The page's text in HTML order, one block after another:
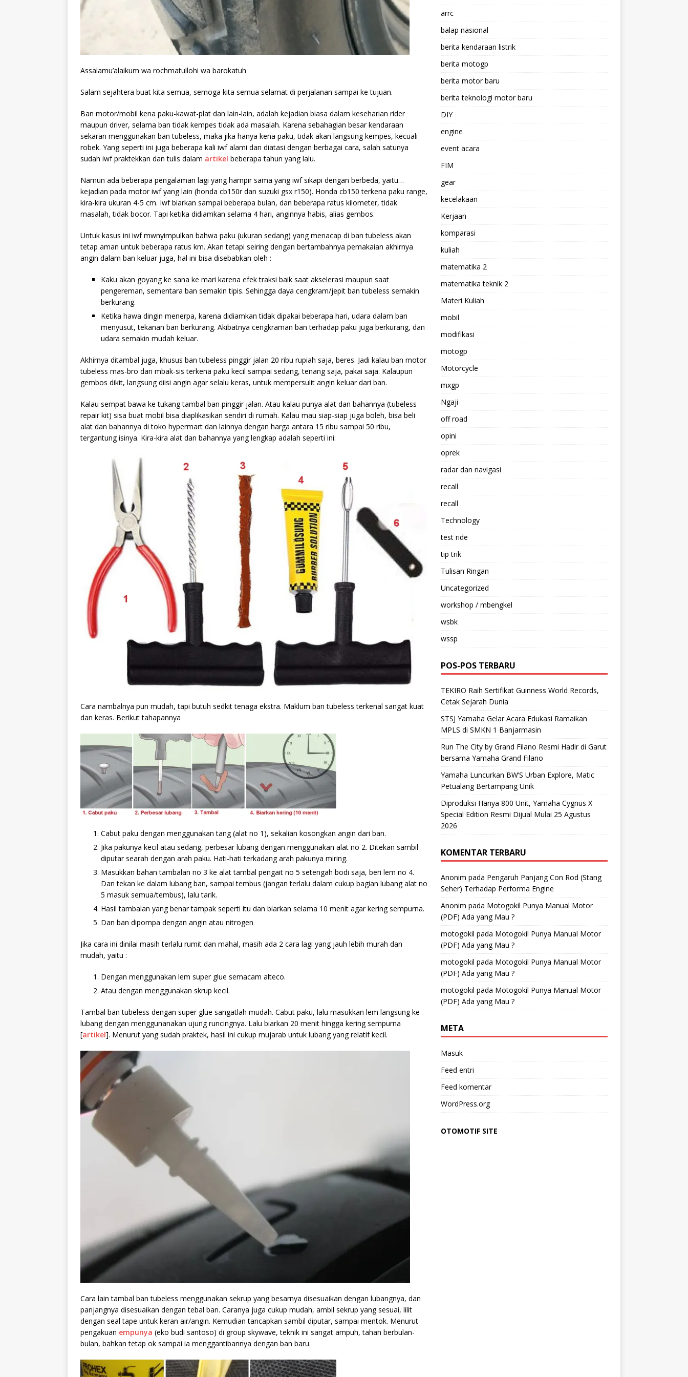
Assalamu’alaikum wa rochmatullohi wa barokatuh
Salam sejahtera buat kita semua, semoga kita semua selamat di perjalanan sampai ke tujuan.
Ban motor/mobil kena paku-kawat-plat dan lain-lain, adalah kejadian biasa dalam keseharian rider
maupun driver, selama ban tidak kempes tidak ada masalah. Karena sebahagian besar kendaraan
sekaran menggunakan ban tubeless, maka jika hanya kena paku, tidak akan langsung kempes, kecuali
robek. Yang seperti ini juga beberapa kali iwf alami dan diatasi dengan berbagai cara, salah satunya
sudah iwf praktekkan dan tulis dalam artikel beberapa tahun yang lalu.
Namun ada beberapa pengalaman lagi yang hampir sama yang iwf sikapi dengan berbeda, yaitu…
kejadian pada motor iwf yang lain (honda cb150r dan suzuki gsx r150). Honda cb150 terkena paku range,
kira-kira ukuran 4-5 cm. Iwf biarkan sampai beberapa bulan, dan beberapa ratus kilometer, tidak
masalah, tidak bocor. Tapi ketika didiamkan selama 4 hari, anginnya habis, alias gembos.
Untuk kasus ini iwf mwnyimpulkan bahwa paku (ukuran sedang) yang menacap di ban tubeless akan
tetap aman untuk beberapa ratus km. Akan tetapi seiring dengan bertambahnya pemakaian akhirnya
angin dalam ban keluar juga, hal ini bisa disebabkan oleh :
Kaku akan goyang ke sana ke mari karena efek traksi baik saat akselerasi maupun saat
pengereman, sementara ban semakin tipis. Sehingga daya cengkram/jepit ban tubeless semakin
berkurang.
Ketika hawa dingin menerpa, karena didiamkan tidak dipakai beberapa hari, udara dalam ban
menyusut, tekanan ban berkurang. Akibatnya cengkraman ban terhadap paku juga berkurang, dan
udara semakin mudah keluar.
Akhirnya ditambal juga, khusus ban tubeless pinggir jalan 20 ribu rupiah saja, beres. Jadi kalau ban motor
tubeless mas-bro dan mbak-sis terkena paku kecil sampai sedang, tenang saja, pakai saja. Kalaupun
gembos dikit, langsung diisi angin agar selalu keras, untuk mempersulit angin keluar dari ban.
Kalau sempat bawa ke tukang tambal ban pinggir jalan. Atau kalau punya alat dan bahannya (tubeless
repair kit) sisa buat mobil bisa diaplikasikan sendiri di rumah. Kalau mau siap-siap juga boleh, bisa beli
alat dan bahannya di toko hypermart dan lainnya dengan harga antara 15 ribu sampai 50 ribu,
tergantung isinya. Kira-kira alat dan bahannya yang lengkap adalah seperti ini:
Cara nambalnya pun mudah, tapi butuh sedkit tenaga ekstra. Maklum ban tubeless terkenal sangat kuat
dan keras. Berikut tahapannya
Cabut paku dengan menggunakan tang (alat no 1), sekalian kosongkan angin dari ban.
Jika pakunya kecil atau sedang, perbesar lubang dengan menggunakan alat no 2. Ditekan sambil
diputar searah dengan arah paku. Hati-hati terkadang arah pakunya miring.
Masukkan bahan tambalan no 3 ke alat tambal pengait no 5 setengah bodi saja, beri lem no 4.
Dan tekan ke dalam lubang ban, sampai tembus (jangan terlalu dalam cukup bagian lubang alat no
5 masuk semua/tembus), lalu tarik.
Hasil tambalan yang benar tampak seperti itu dan biarkan selama 10 menit agar kering sempurna.
Dan ban dipompa dengan angin atau nitrogen
Jika cara ini dinilai masih terlalu rumit dan mahal, masih ada 2 cara lagi yang jauh lebih murah dan
mudah, yaitu :
Dengan menggunakan lem super glue semacam alteco.
Atau dengan menggunakan skrup kecil.
Tambal ban tubeless dengan super glue sangatlah mudah. Cabut paku, lalu masukkan lem langsung ke
lubang dengan menggunanakan ujung runcingnya. Lalu biarkan 20 menit hingga kering sempurna
[artikel]. Menurut yang sudah praktek, hasil ini cukup mujarab untuk lubang yang relatif kecil.
Cara lain tambal ban tubeless menggunakan sekrup yang besarnya disesuaikan dengan lubangnya, dan
panjangnya disesuaikan dengan tebal ban. Caranya juga cukup mudah, ambil sekrup yang sesuai, lilit
dengan seal tape untuk keran air/angin. Kemudian tancapkan sambil diputar, sampai mentok. Menurut
pengakuan empunya (eko budi santoso) di group skywave, teknik ini sangat ampuh, tahan berbulan-
bulan, bahkan tetap ok sampai ia menggantibannya dengan ban baru.
arrc
balap nasional
berita kendaraan listrik
berita motogp
berita motor baru
berita teknologi motor baru
DIY
engine
event acara
FIM
gear
kecelakaan
Kerjaan
komparasi
kuliah
matematika 2
matematika teknik 2
Materi Kuliah
mobil
modifikasi
motogp
Motorcycle
mxgp
Ngaji
off road
opini
oprek
radar dan navigasi
recall
recall
Technology
test ride
tip trik
Tulisan Ringan
Uncategorized
workshop / mbengkel
wsbk
wssp
POS-POS TERBARU
TEKIRO Raih Sertifikat Guinness World Records,
Cetak Sejarah Dunia
STSJ Yamaha Gelar Acara Edukasi Ramaikan
MPLS di SMKN 1 Banjarmasin
Run The City by Grand Filano Resmi Hadir di Garut
bersama Yamaha Grand Filano
Yamaha Luncurkan BW’S Urban Explore, Matic
Petualang Bertampang Unik
Diproduksi Hanya 800 Unit, Yamaha Cygnus X
Special Edition Resmi Dijual Mulai 25 Agustus
2026
KOMENTAR TERBARU
Anonim pada Pengaruh Panjang Con Rod (Stang
Seher) Terhadap Performa Engine
Anonim pada Motogokil Punya Manual Motor
(PDF) Ada yang Mau ?
motogokil pada Motogokil Punya Manual Motor
(PDF) Ada yang Mau ?
motogokil pada Motogokil Punya Manual Motor
(PDF) Ada yang Mau ?
motogokil pada Motogokil Punya Manual Motor
(PDF) Ada yang Mau ?
META
Masuk
Feed entri
Feed komentar
WordPress.org
OTOMOTIF SITE